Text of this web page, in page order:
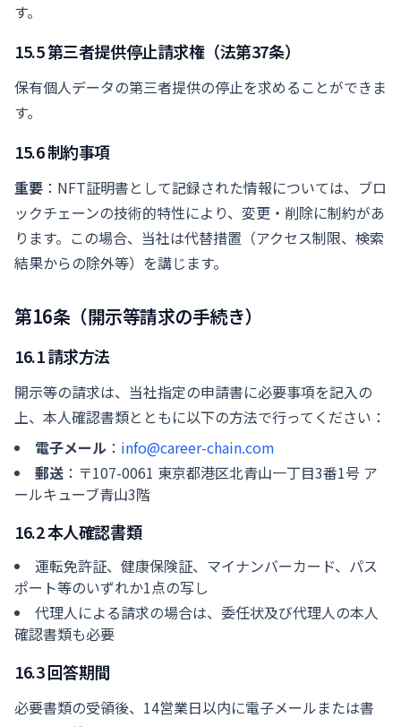
す。
15.5 第三者提供停止請求権（法第37条）
保有個人データの第三者提供の停止を求めることができま
す。
15.6 制約事項
重要 ：NFT証明書として記録された情報については、ブロ
ックチェーンの技術的特性により、変更・削除に制約があ
ります。この場合、当社は代替措置（アクセス制限、検索
結果からの除外等）を講じます。
第16条（開示等請求の手続き）
16.1 請求方法
開示等の請求は、当社指定の申請書に必要事項を記入の
上、本人確認書類とともに以下の方法で行ってください：
電子メール ： info@career-chain.com
郵送 ：〒107-0061 東京都港区北青山一丁目3番1号 ア
ールキューブ青山3階
16.2 本人確認書類
運転免許証、健康保険証、マイナンバーカード、パス
ポート等のいずれか1点の写し
代理人による請求の場合は、委任状及び代理人の本人
確認書類も必要
16.3 回答期間
必要書類の受領後、14営業日以内に電子メールまたは書